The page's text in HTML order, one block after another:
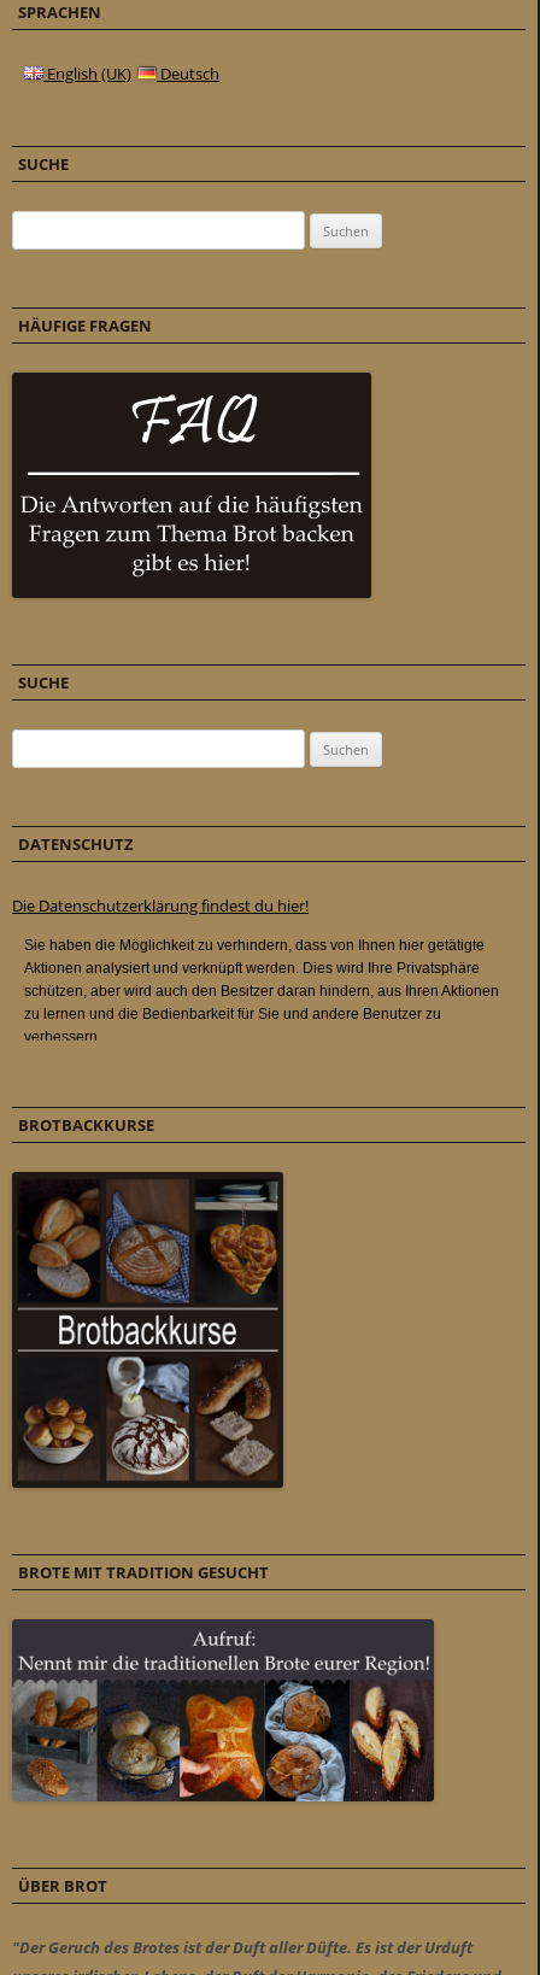
SPRACHEN
English (UK) Deutsch
SUCHE
HÄUFIGE FRAGEN
SUCHE
DATENSCHUTZ
Die Datenschutzerklärung findest du hier!
BROTBACKKURSE
BROTE MIT TRADITION GESUCHT
ÜBER BROT
"Der Geruch des Brotes ist der Duft aller Düfte. Es ist der Urduft